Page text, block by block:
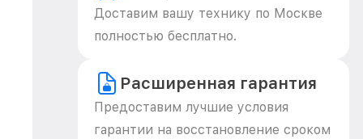
Доставим вашу технику по Москве
полностью бесплатно.
Расширенная гарантия
Предоставим лучшие условия
гарантии на восстановление сроком